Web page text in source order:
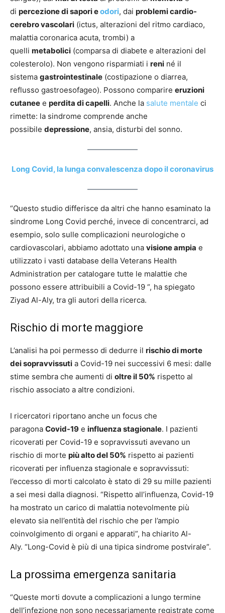
di percezione di sapori eodori, dai problemi cardio-
cerebro vascolari (ictus, alterazioni del ritmo cardiaco,
malattia coronarica acuta, trombi) a
quelli metabolici (comparsa di diabete e alterazioni del
colesterolo). Non vengono risparmiati i reni né il
sistema gastrointestinale (costipazione o diarrea,
reflusso gastroesofageo). Possono comparire eruzioni
cutanee e perdita di capelli. Anche la salute mentale ci
rimette: la sindrome comprende anche
possibile depressione, ansia, disturbi del sonno.
Long Covid, la lunga convalescenza dopo il coronavirus
“Questo studio differisce da altri che hanno esaminato la
sindrome Long Covid perché, invece di concentrarci, ad
esempio, solo sulle complicazioni neurologiche o
cardiovascolari, abbiamo adottato una visione ampia e
utilizzato i vasti database della Veterans Health
Administration per catalogare tutte le malattie che
possono essere attribuibili a Covid-19 “, ha spiegato
Ziyad Al-Aly, tra gli autori della ricerca.
Rischio di morte maggiore
L’analisi ha poi permesso di dedurre il rischio di morte
dei sopravvissuti a Covid-19 nei successivi 6 mesi: dalle
stime sembra che aumenti di oltre il 50% rispetto al
rischio associato a altre condizioni.
I ricercatori riportano anche un focus che
paragona Covid-19 e influenza stagionale. I pazienti
ricoverati per Covid-19 e sopravvissuti avevano un
rischio di morte più alto del 50% rispetto ai pazienti
ricoverati per influenza stagionale e sopravvissuti:
l’eccesso di morti calcolato è stato di 29 su mille pazienti
a sei mesi dalla diagnosi. “Rispetto all’influenza, Covid-19
ha mostrato un carico di malattia notevolmente più
elevato sia nell’entità del rischio che per l’ampio
coinvolgimento di organi e apparati”, ha chiarito Al-
Aly. “Long-Covid è più di una tipica sindrome postvirale”.
La prossima emergenza sanitaria
“Queste morti dovute a complicazioni a lungo termine
dell’infezione non sono necessariamente registrate come